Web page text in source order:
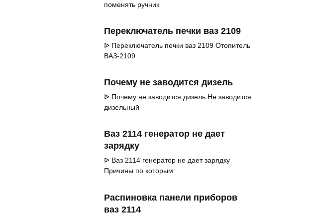
поменять ручник
Переключатель печки ваз 2109
ᐉ Переключатель печки ваз 2109 Отопитель
ВАЗ-2109
Почему не заводится дизель
ᐉ Почему не заводится дизель Не заводится
дизельный
Ваз 2114 генератор не дает
зарядку
ᐉ Ваз 2114 генератор не дает зарядку
Причины по которым
Распиновка панели приборов
ваз 2114